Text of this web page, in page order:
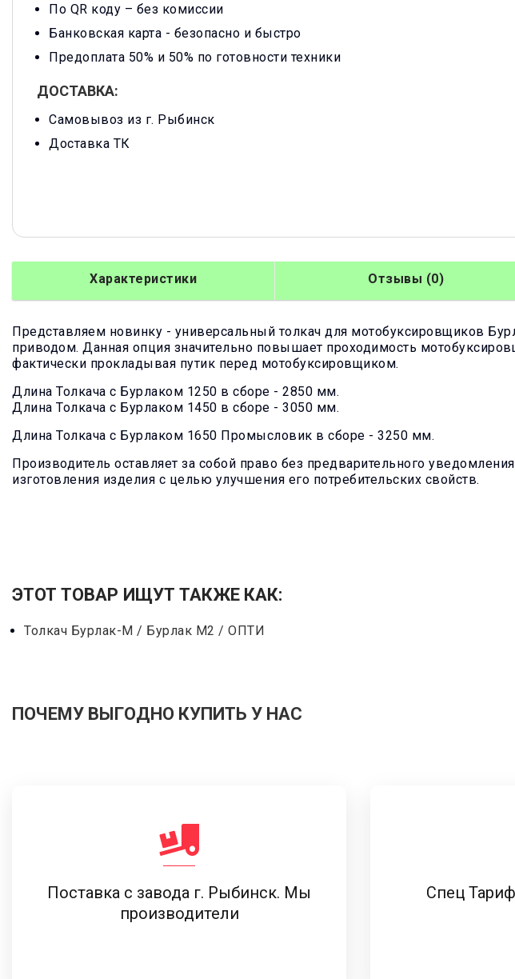
По QR коду – без комиссии
Банковская карта - безопасно и быстро
Предоплата 50% и 50% по готовности техники
ДОСТАВКА:
Самовывоз из г. Рыбинск
Доставка ТК
Характеристики Отзывы (0)
Представляем новинку - универсальный толкач для мотобуксировщиков
приводом. Данная опция значительно повышает проходимость
фактически прокладывая путик перед мотобуксировщиком.
Длина Толкача с Бурлаком 1250 в сборе - 2850 мм.
Длина Толкача с Бурлаком 1450 в сборе - 3050 мм.
Длина Толкача с Бурлаком 1650 Промысловик в сборе - 3250 мм.
Производитель оставляет за собой право без предварительного
изготовления изделия с целью улучшения его потребительских свойств.
ЭТОТ ТОВАР ИЩУТ ТАКЖЕ КАК:
Толкач Бурлак-М / Бурлак М2 / ОПТИ
ПОЧЕМУ ВЫГОДНО КУПИТЬ У НАС
Поставка c завода г. Рыбинск. Мы
производители
Спец